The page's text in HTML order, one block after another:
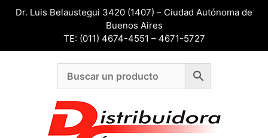
SaltarDr. Luis Belaustegui 3420 (1407) – Ciudad Autónoma de
Buenos Aires
TE: (011) 4674-4551 – 4671-5727